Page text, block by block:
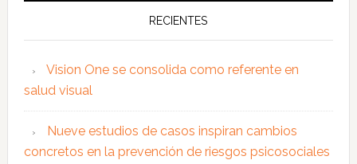
RECIENTES
Vision One se consolida como referente en
salud visual
Nueve estudios de casos inspiran cambios
concretos en la prevención de riesgos psicosociales